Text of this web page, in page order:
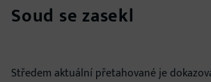
Soud se zasekl
Středem aktuální přetahované je